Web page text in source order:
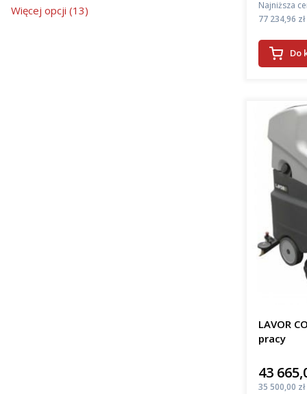
szerokość szorowania
Więcej opcji (13)
do
można
Najniższa
Cena
77 234,96 zł
Do
LAVOR
pracy
Cena
43
Cena
35 500,00 zł